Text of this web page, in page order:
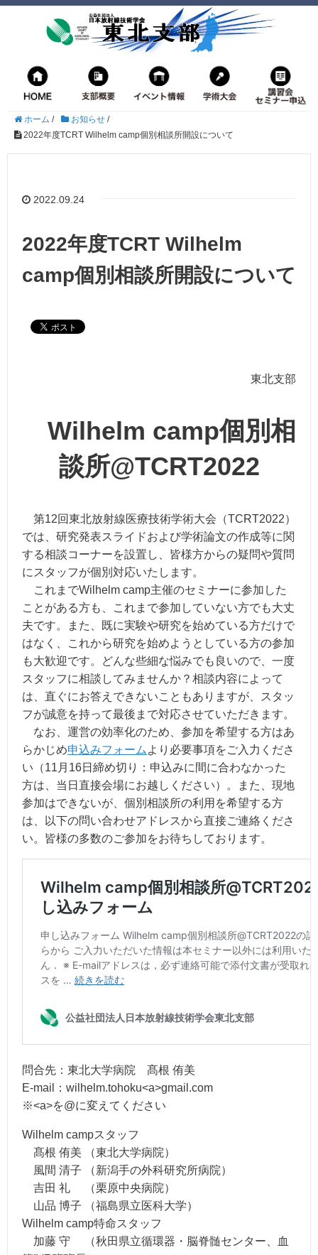
ホーム / お知らせ /
2022年度TCRT Wilhelm camp個別相談所開設について
2022.09.24
2022年度TCRT Wilhelm
camp個別相談所開設について
東北支部
Wilhelm camp個別相
談所@TCRT2022
第12回東北放射線医療技術学術大会（TCRT2022）
では、研究発表スライドおよび学術論文の作成等に関
する相談コーナーを設置し、皆様方からの疑問や質問
にスタッフが個別対応いたします。
これまでWilhelm camp主催のセミナーに参加した
ことがある方も、これまで参加していない方でも大丈
夫です。また、既に実験や研究を始めている方だけで
はなく、これから研究を始めようとしている方の参加
も大歓迎です。どんな些細な悩みでも良いので、一度
スタッフに相談してみませんか？相談内容によって
は、直ぐにお答えできないこともありますが、スタッ
フが誠意を持って最後まで対応させていただきます。
なお、運営の効率化のため、参加を希望する方はあ
らかじめ申込みフォーム より必要事項をご入力くださ
い（11月16日締め切り：申込みに間に合わなかった
方は、当日直接会場にお越しください）。また、現地
参加はできないが、個別相談所の利用を希望する方
は、以下の問い合わせアドレスから直接ご連絡くださ
い。皆様の多数のご参加をお待ちしております。
問合先：東北大学病院 髙根 侑美
E-mail：wilhelm.tohoku<a>gmail.com
※<a>を@に変えてください
Wilhelm campスタッフ
髙根 侑美 （東北大学病院）
風間 清子 （新潟手の外科研究所病院）
吉田 礼 （栗原中央病院）
山品 博子 （福島県立医科大学）
Wilhelm camp特命スタッフ
加藤 守 （秋田県立循環器・脳脊髄センター、血